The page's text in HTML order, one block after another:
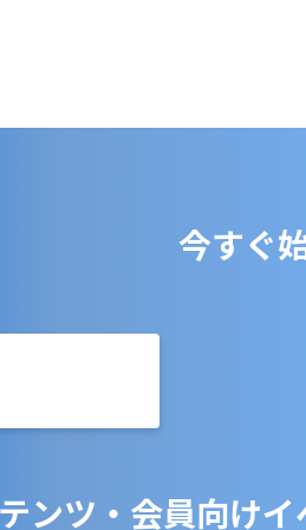
今すぐ
ンツ・会員向け